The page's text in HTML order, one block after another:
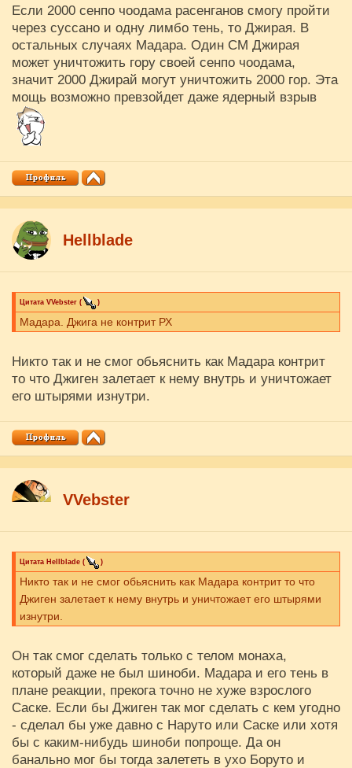
Если 2000 сенпо чоодама расенганов смогу пройти
через суссано и одну лимбо тень, то Джирая. В
остальных случаях Мадара. Один СМ Джирая
может уничтожить гору своей сенпо чоодама,
значит 2000 Джирай могут уничтожить 2000 гор. Эта
мощь возможно превзойдет даже ядерный взрыв
Hellblade
Цитата VVebster ( )
Мадара. Джига не контрит РХ
Никто так и не смог обьяснить как Мадара контрит
то что Джиген залетает к нему внутрь и уничтожает
его штырями изнутри.
VVebster
Цитата Hellblade ( )
Никто так и не смог обьяснить как Мадара контрит то что
Джиген залетает к нему внутрь и уничтожает его штырями
изнутри.
Он так смог сделать только с телом монаха,
который даже не был шиноби. Мадара и его тень в
плане реакции, прекога точно не хуже взрослого
Саске. Если бы Джиген так мог сделать с кем угодно
- сделал бы уже давно с Наруто или Саске или хотя
бы с каким-нибудь шиноби попроще. Да он
банально мог бы тогда залететь в ухо Боруто и